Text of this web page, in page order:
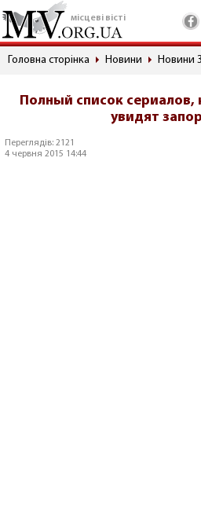
місцеві вісті
Головна сторінка Новини Новини
Полный список
увидят
Переглядів: 2121
4 червня 2015 14:44